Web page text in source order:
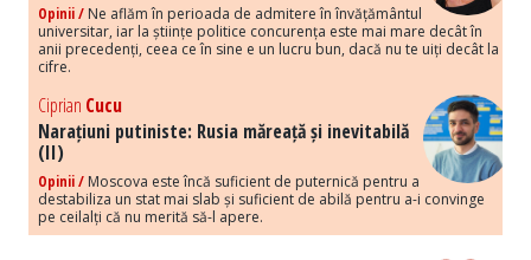
Opinii / Ne aflăm în perioada de admitere în învățământul
universitar, iar la științe politice concurența este mai mare decât în
anii precedenți, ceea ce în sine e un lucru bun, dacă nu te uiți decât la
cifre.
Ciprian Cucu
Narațiuni putiniste: Rusia măreață și inevitabilă
(II)
Opinii / Moscova este încă suficient de puternică pentru a
destabiliza un stat mai slab și suficient de abilă pentru a-i convinge
pe ceilalți că nu merită să-l apere.